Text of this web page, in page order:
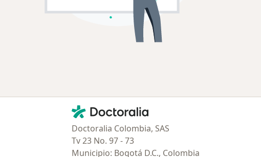
Contacto
Doctoralia - Página de inicio
Doctoralia Colombia, SAS
Tv 23 No. 97 - 73
Municipio: Bogotá D.C., Colombia